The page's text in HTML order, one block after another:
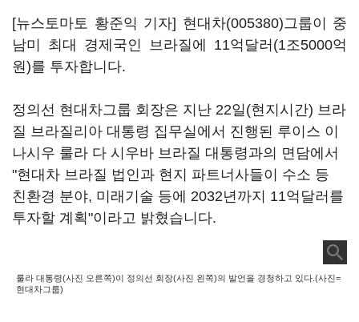
[뉴스토마토 황준익 기자] 현대차(005380)그룹이 중
남미 최대 경제국인 브라질에 11억달러(1조5000억
원)를 투자합니다.
정의선 현대차그룹 회장은 지난 22일(현지시간) 브라
질 브라질리아 대통령 집무실에서 진행된 루이스 이
나시우 룰라 다 시우바 브라질 대통령과의 면담에서
"현대차 브라질 법인과 현지 파트너사들이 수소 등
친환경 분야, 미래기술 등에 2032년까지 11억달러를
투자할 계획"이라고 밝혔습니다.
룰라 대통령(사진 오른쪽)이 정의선 회장(사진 왼쪽)의 발언을 경청하고 있다.(사진=
현대차그룹)